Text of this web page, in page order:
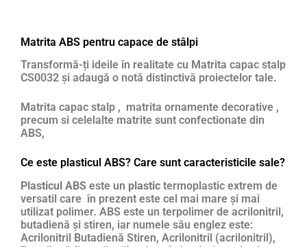
Matrita ABS pentru capace de stâlpi
Transformă-ți ideile în realitate cu Matrita capac stalp
CS0032 și adaugă o notă distinctivă proiectelor tale.
Matrita capac stalp , matrita ornamente decorative ,
precum si celelalte matrite sunt confectionate din
ABS,
Ce este plasticul ABS? Care sunt caracteristicile sale?
Plasticul ABS este un plastic termoplastic extrem de
versatil care în prezent este cel mai mare și mai
utilizat polimer. ABS este un terpolimer de acrilonitril,
butadienă și stiren, iar numele său englez este:
Acrilonitril Butadienă Stiren, Acrilonitril (acrilonitril),